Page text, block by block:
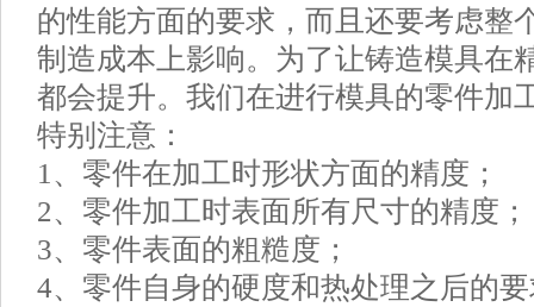
的性能方面的要求，而且还要考虑整
制造成本上影响。为了让铸造模具在
都会提升。我们在进行模具的零件加
特别注意：
1、零件在加工时形状方面的精度；
2、零件加工时表面所有尺寸的精度；
3、零件表面的粗糙度；
4、零件自身的硬度和热处理之后的